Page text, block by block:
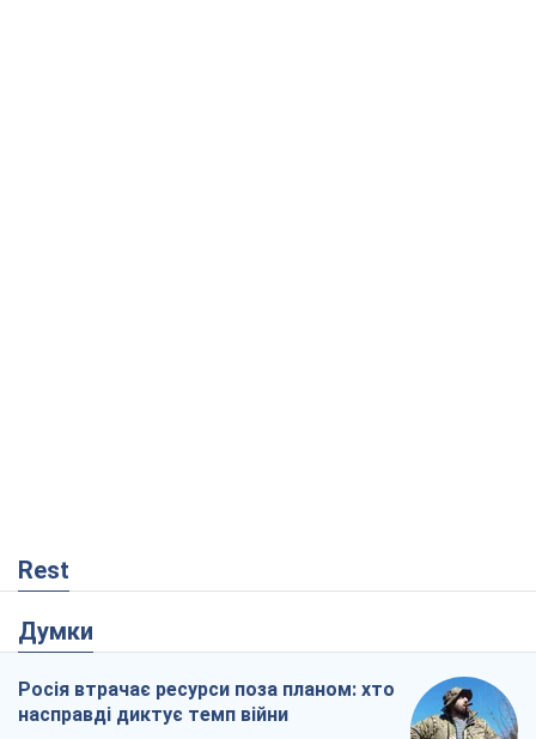
Rest
Думки
Росія втрачає ресурси поза планом: хто
насправді диктує темп війни